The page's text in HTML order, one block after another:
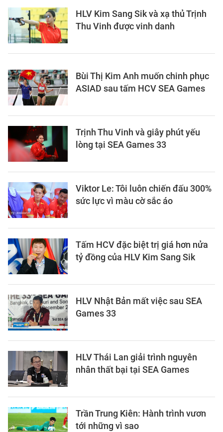
HLV Kim Sang Sik và xạ thủ Trịnh
Thu Vinh được vinh danh
Bùi Thị Kim Anh muốn chinh phục
ASIAD sau tấm HCV SEA Games
Trịnh Thu Vinh và giây phút yếu
lòng tại SEA Games 33
Viktor Le: Tôi luôn chiến đấu 300%
sức lực vì màu cờ sắc áo
Tấm HCV đặc biệt trị giá hơn nửa
tỷ đồng của HLV Kim Sang Sik
HLV Nhật Bản mất việc sau SEA
Games 33
HLV Thái Lan giải trình nguyên
nhân thất bại tại SEA Games
Trần Trung Kiên: Hành trình vươn
tới những vì sao